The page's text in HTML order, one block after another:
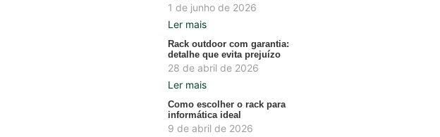
1 de junho de 2026
Ler mais
Rack outdoor com garantia:
detalhe que evita prejuízo
28 de abril de 2026
Ler mais
Como escolher o rack para
informática ideal
9 de abril de 2026